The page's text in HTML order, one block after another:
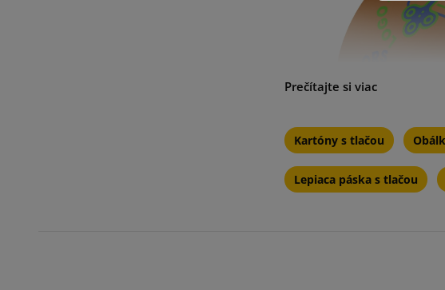
Kartóny s tlačou
Lepiaca páska s tlačou